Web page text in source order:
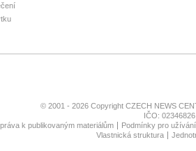
© 2001 - 2026 Copyright CZECH NEWS
IČO:
k publikovaným materiálům
Podmínky pro
Vlastnická struktura